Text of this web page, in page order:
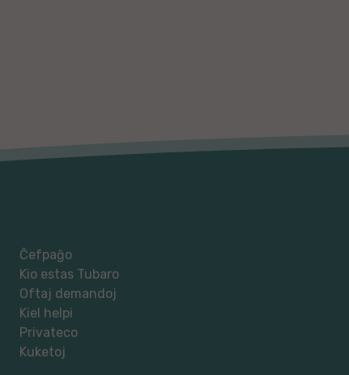
Ĉefpaĝo
Kio estas Tubaro
Oftaj demandoj
Kiel helpi
Privateco
Kuketoj